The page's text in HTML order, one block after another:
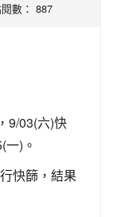
數： 887
9/03(六)快
)。
快篩，結果